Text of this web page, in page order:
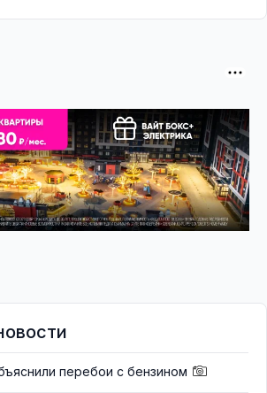
перебои с бензином